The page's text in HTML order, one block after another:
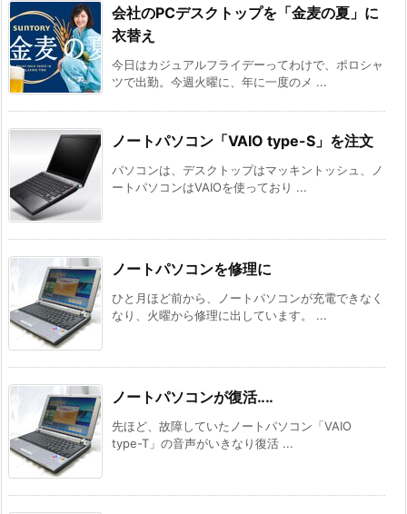
会社のPCデスクトップを「金麦の夏」に
衣替え
今日はカジュアルフライデーってわけで、ポロシャ
ツで出勤。今週火曜に、年に一度のメ ...
ノートパソコン「VAIO type-S」を注文
パソコンは、デスクトップはマッキントッシュ、ノ
ートパソコンはVAIOを使っており ...
ノートパソコンを修理に
ひと月ほど前から、ノートパソコンが充電できなく
なり、火曜から修理に出しています。 ...
ノートパソコンが復活‥‥
先ほど、故障していたノートパソコン「VAIO
type-T」の音声がいきなり復活 ...